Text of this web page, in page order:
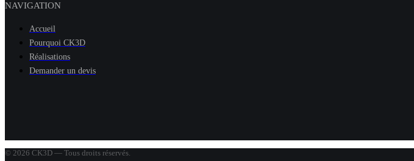
NAVIGATION
Accueil
Pourquoi CK3D
Réalisations
Demander un devis
© 2026 CK3D — Tous droits réservés.